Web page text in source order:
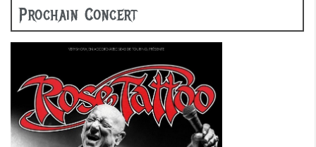
Prochain Concert